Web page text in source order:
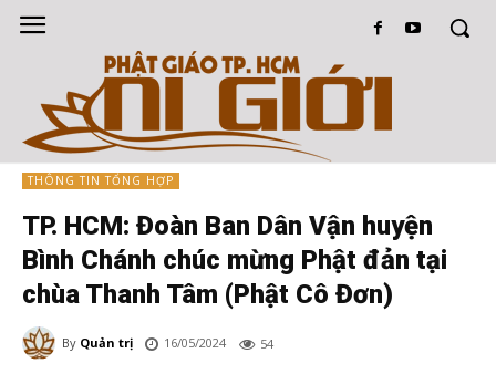
THÔNG TIN TỔNG HỢP
TP. HCM: Đoàn Ban Dân Vận huyện
Bình Chánh chúc mừng Phật đản tại
chùa Thanh Tâm (Phật Cô Đơn)
By Quản trị 16/05/2024 54